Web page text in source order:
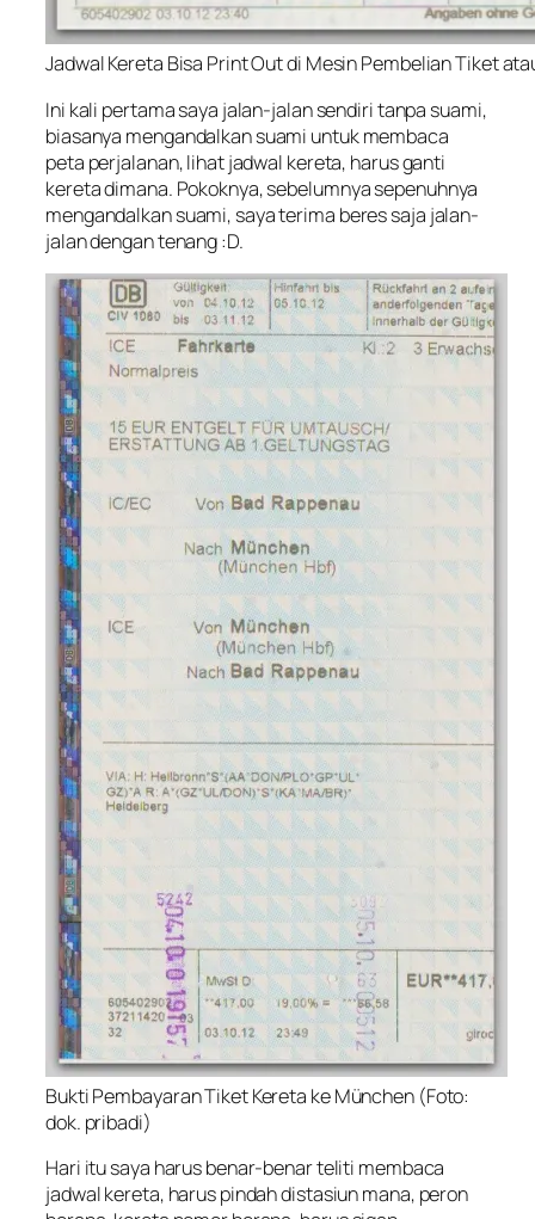
Jadwal Kereta Bisa Print Out di Mesin Pembelian Tiket
Ini kali pertama saya jalan-jalan sendiri tanpa suami,
biasanya mengandalkan suami untuk membaca
peta perjalanan, lihat jadwal kereta, harus ganti
kereta dimana. Pokoknya, sebelumnya sepenuhnya
mengandalkan suami, saya terima beres saja jalan-
jalan dengan tenang :D.
Bukti Pembayaran Tiket Kereta ke München (Foto:
dok. pribadi)
Hari itu saya harus benar-benar teliti membaca
jadwal kereta, harus pindah distasiun mana, peron